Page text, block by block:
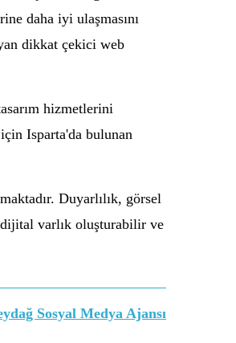
daha iyi ulaşmasını
dikkat çekici web
hizmetlerini
Isparta'da bulunan
Duyarlılık, görsel
dijital varlık oluşturabilir ve
Sosyal Medya Ajansı